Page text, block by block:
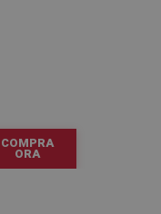
COMPRA
ORA